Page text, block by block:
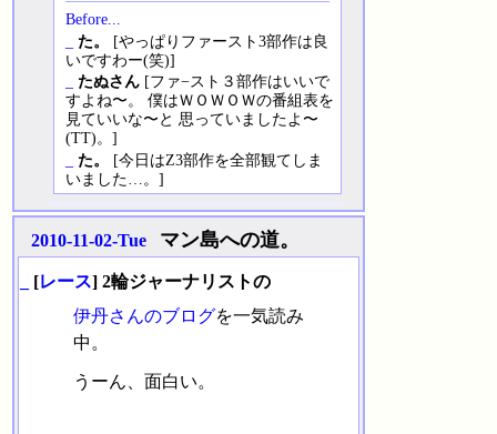
Before...
た。
[やっぱりファースト3部作は良
いですわー(笑)]
たぬさん[ファ−スト３部作はいいで
すよね〜。 僕はＷＯＷＯＷの番組表を
見ていいな〜と 思っていましたよ〜
(TT)。]
た。
[今日はZ3部作を全部観てしま
いました…。]
2010-11-02-Tue マン島への道。
[レース] 2輪ジャーナリストの
伊丹さんのブログを一気読み
中。
うーん、面白い。